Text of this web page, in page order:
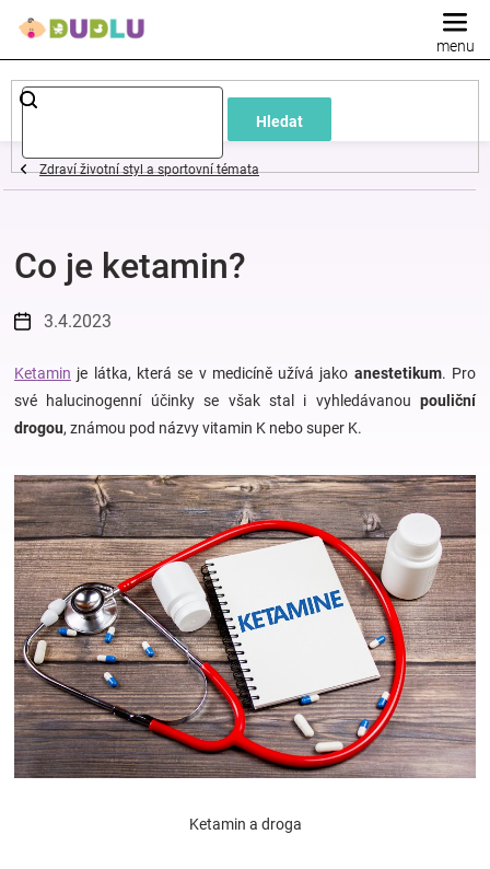
Hledat
Dětské
a
oblečení
Pokojíček
a
kojenecká
výbava
Hračky
a
zábava
pro
děti
Zdraví životní styl a sportovní témata
Co je ketamin?
3.4.2023
Ketamin je látka, která se v medicíně užívá jako anestetikum. Pro
své halucinogenní účinky se však stal i vyhledávanou pouliční
drogou, známou pod názvy vitamin K nebo super K.
Ketamin a droga